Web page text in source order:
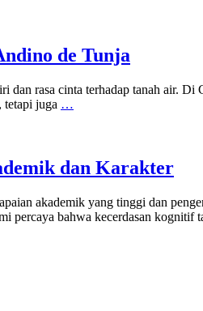
de Tunja
dan rasa cinta terhadap tanah air.
tetapi juga …
dan Karakter
akademik yang tinggi dan
percaya bahwa kecerdasan kognitif